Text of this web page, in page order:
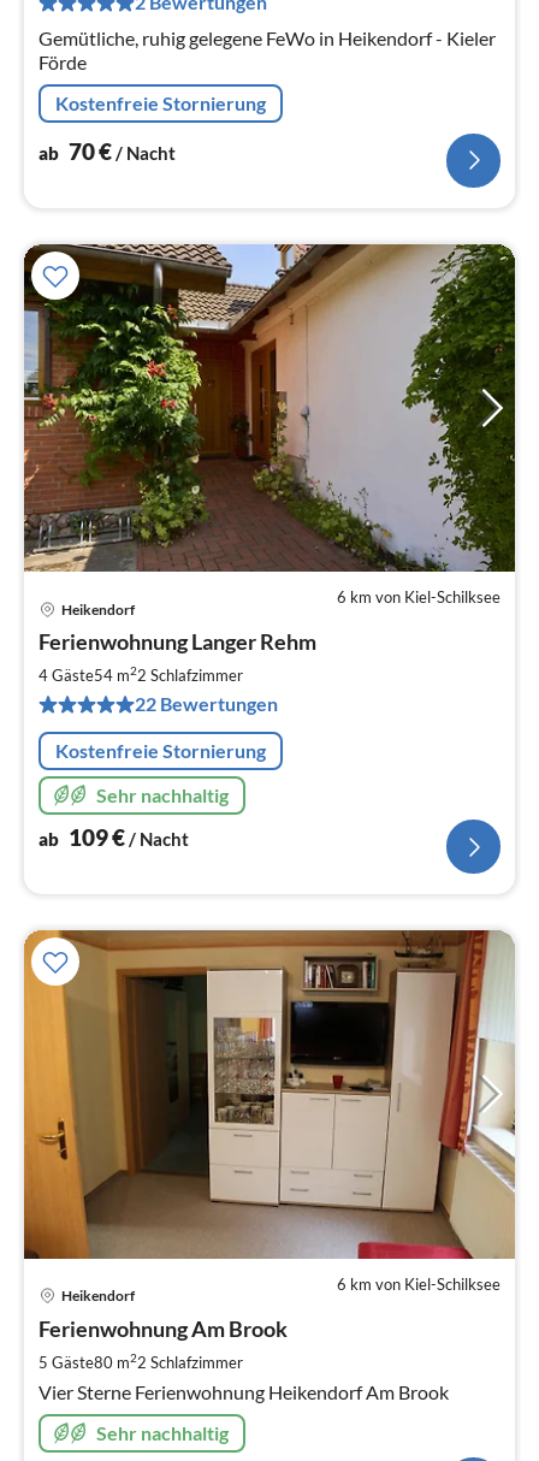
Gemütliche, ruhig gelegene FeWo in Heikendorf - Kieler
Förde
Kostenfreie Stornierung
ab 70€/ Nacht
6 km von Kiel-Schilksee
Heikendorf
Ferienwohnung Langer Rehm
4 Gäste54 m22 Schlafzimmer
22 Bewertungen
Kostenfreie Stornierung
Sehr nachhaltig
ab 109€/ Nacht
6 km von Kiel-Schilksee
Heikendorf
Ferienwohnung Am Brook
5 Gäste80 m22 Schlafzimmer
Vier Sterne Ferienwohnung Heikendorf Am Brook
Sehr nachhaltig